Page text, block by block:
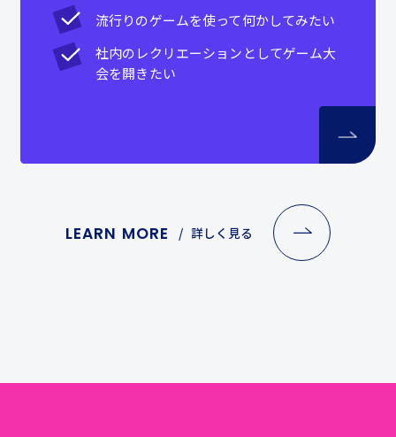
流行りのゲームを使って何かしてみたい
社内のレクリエーションとしてゲーム大
会を開きたい
LEARN MORE 詳しく見る